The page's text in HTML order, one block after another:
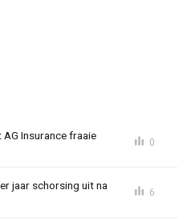
Insurance fraaie
0
jaar schorsing uit na
6